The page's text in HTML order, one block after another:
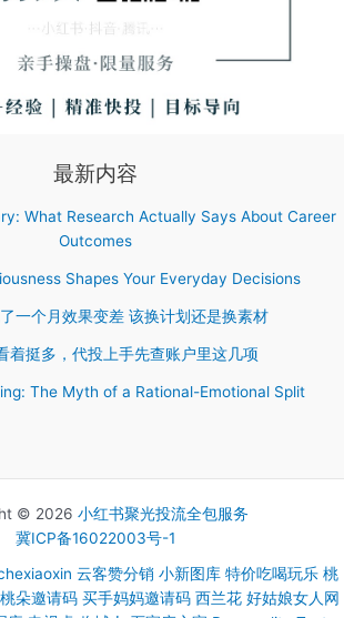
最新内容
What Research Actually Says About Career
Outcomes
Shapes Your Everyday Decisions
一个月效果变差 该换计划还是换素材
着挺多，代投上手先查账户里这几项
The Myth of a Rational-Emotional Split
© 2026 小红书聚光投流全包服务
冀ICP备16022003号-1
云客赞分销 小新图库 特价吃喝玩乐 桃
桃朵邀请码 买手妈妈邀请码 西兰花 好姑娘女人网